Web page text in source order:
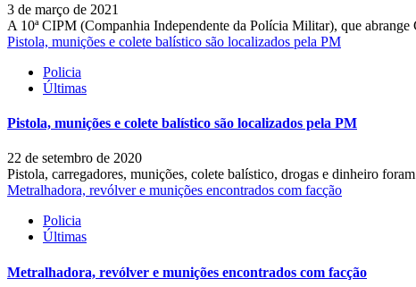
3 de março de 2021
A 10ª CIPM (Companhia Independente da Polícia Militar), que abrange
Pistola, munições e colete balístico são localizados pela PM
Policia
Últimas
Pistola, munições e colete balístico são localizados pela PM
22 de setembro de 2020
Pistola, carregadores, munições, colete balístico, drogas e dinheiro
Metralhadora, revólver e munições encontrados com facção
Policia
Últimas
Metralhadora, revólver e munições encontrados com facção